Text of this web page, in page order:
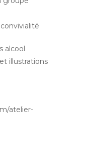
alcool
illustrations
atelier-